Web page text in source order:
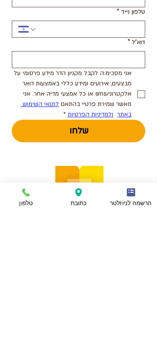
טלפון נייד *
דוא"ל *
מאשר שמירת פרטיי בהתאם
באתר ולמדיניות הפרטיות *
שלחו
טלפון כתובת הרשמה לניוזלטר